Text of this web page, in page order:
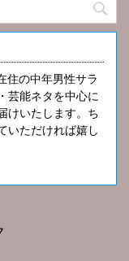
住の中年男性サラ
芸能ネタを中心に
けいたします。ち
いただければ嬉し